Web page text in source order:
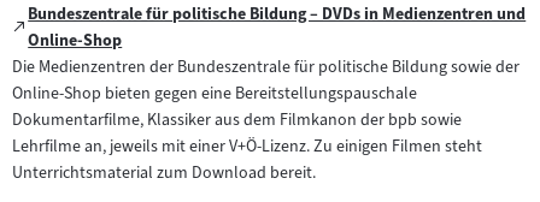
Zum
externen
Inhalt:
Bundeszentrale für politische Bildung – DVDs in Medienzentren und
Online-Shop
(öffnet
im
neuen
Tab)
Die Medienzentren der Bundeszentrale für politische Bildung sowie der
Online-Shop bieten gegen eine Bereitstellungspauschale
Dokumentarfilme, Klassiker aus dem Filmkanon der bpb sowie
Lehrfilme an, jeweils mit einer V+Ö-Lizenz. Zu einigen Filmen steht
Unterrichtsmaterial zum Download bereit.